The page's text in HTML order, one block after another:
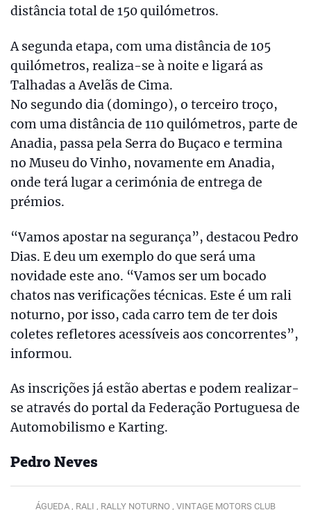
distância total de 150 quilómetros.
A segunda etapa, com uma distância de 105
quilómetros, realiza-se à noite e ligará as
Talhadas a Avelãs de Cima.
No segundo dia (domingo), o terceiro troço,
com uma distância de 110 quilómetros, parte de
Anadia, passa pela Serra do Buçaco e termina
no Museu do Vinho, novamente em Anadia,
onde terá lugar a cerimónia de entrega de
prémios.
“Vamos apostar na segurança”, destacou Pedro
Dias. E deu um exemplo do que será uma
novidade este ano. “Vamos ser um bocado
chatos nas verificações técnicas. Este é um rali
noturno, por isso, cada carro tem de ter dois
coletes refletores acessíveis aos concorrentes”,
informou.
As inscrições já estão abertas e podem realizar-
se através do portal da Federação Portuguesa de
Automobilismo e Karting.
Pedro Neves
ÁGUEDA , RALI , RALLY NOTURNO , VINTAGE MOTORS CLUB